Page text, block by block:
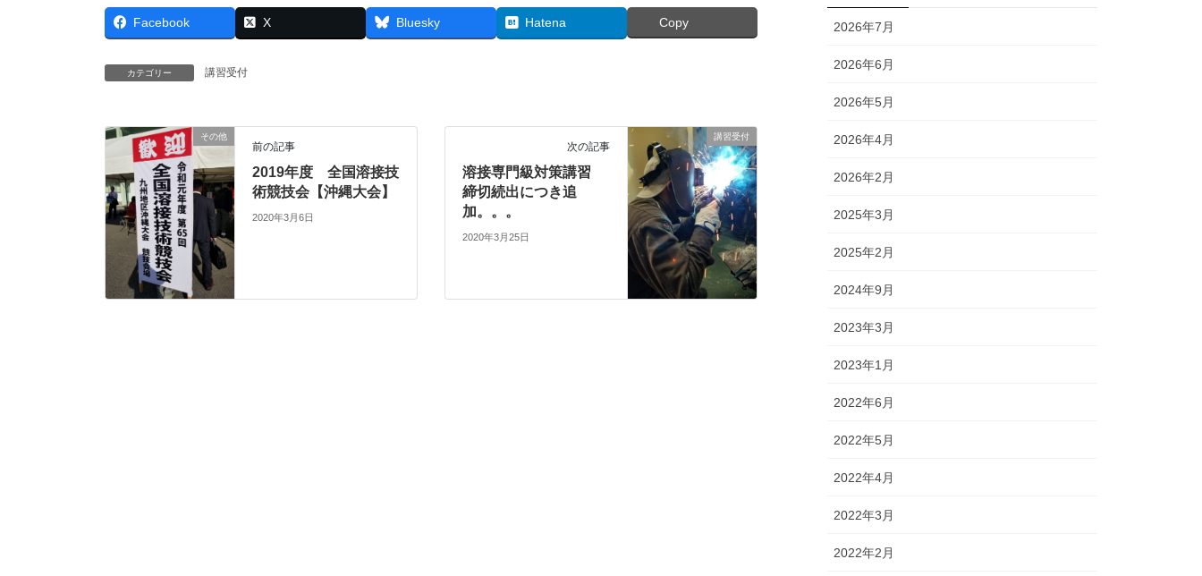
Facebook X Bluesky Hatena Copy
カテゴリー 講習受付
その他
前の記事
2019年度 全国溶接技
術競技会【沖縄大会】
2020年3月6日
講習受付
次の記事
溶接専門級対策講習
締切続出につき追
加。。。
2020年3月25日
2026年7月
2026年6月
2026年5月
2026年4月
2026年2月
2025年3月
2025年2月
2024年9月
2023年3月
2023年1月
2022年6月
2022年5月
2022年4月
2022年3月
2022年2月